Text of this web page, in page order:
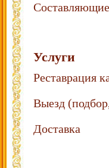
Услуги
Реставрация
Выезд
Доставка